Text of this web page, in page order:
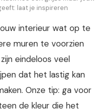
laat je inspireren
interieur wat op te
muren te voorzien
eindeloos veel
dat het lastig kan
Onze tip: ga voor
de kleur die het